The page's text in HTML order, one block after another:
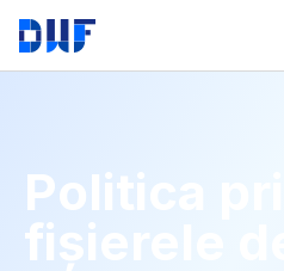
Politica
fișierele